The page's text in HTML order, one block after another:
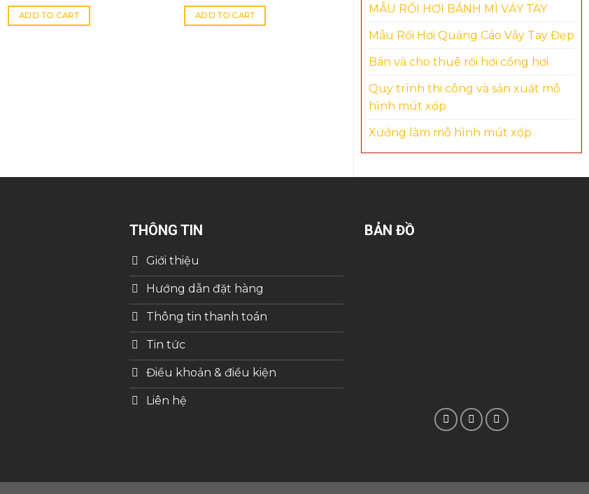
MẪU RỐI HƠI BÁNH MÌ VẢY TAY
Mẫu Rối Hơi Quảng Cáo Vẫy Tay Đẹp
Bán và cho thuê rối hơi cổng hơi
Quy trình thi công và sản xuất mô
hình mút xốp
Xưởng làm mô hình mút xốp
ADD TO CART ADD TO CART
READ MORE
THÔNG TIN
Giới thiệu
Hướng dẫn đặt hàng
Thông tin thanh toán
Tin tức
Điều khoản & điều kiện
Liên hệ
BẢN ĐỒ